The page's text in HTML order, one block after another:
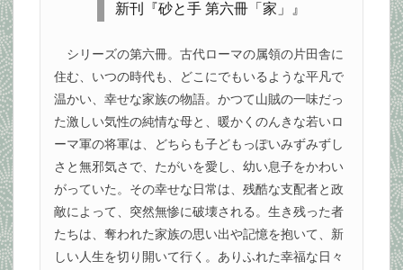
新刊『砂と手 第六冊「家」』
シリーズの第六冊。古代ローマの属領の片田舎に
住む、いつの時代も、どこにでもいるような平凡で
温かい、幸せな家族の物語。かつて山賊の一味だっ
た激しい気性の純情な母と、暖かくのんきな若いロ
ーマ軍の将軍は、どちらも子どもっぽいみずみずし
さと無邪気さで、たがいを愛し、幼い息子をかわい
がっていた。その幸せな日常は、残酷な支配者と政
敵によって、突然無惨に破壊される。生き残った者
たちは、奪われた家族の思い出や記憶を抱いて、新
しい人生を切り開いて行く。ありふれた幸福な日々